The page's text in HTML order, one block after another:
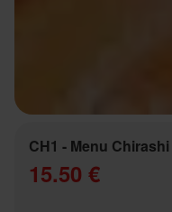
CH1 - Menu Chirashi
15.50 €